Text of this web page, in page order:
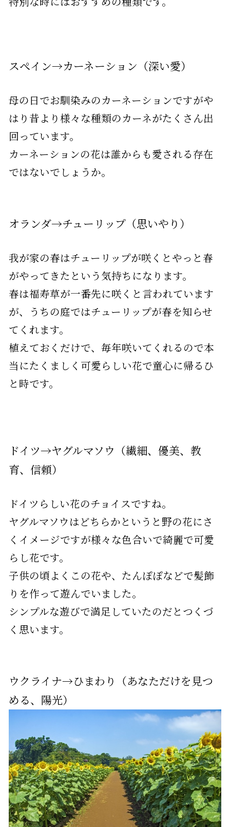
スぺイン→カーネーション（深い愛）
母の日でお馴染みのカーネーションですがや
はり昔より様々な種類のカーネがたくさん出
回っています。
カーネーションの花は誰からも愛される存在
ではないでしょうか。
オランダ→チューリップ（思いやり）
我が家の春はチューリップが咲くとやっと春
がやってきたという気持ちになります。
春は福寿草が一番先に咲くと言われています
が、うちの庭ではチューリップが春を知らせ
てくれます。
植えておくだけで、毎年咲いてくれるので本
当にたくましく可愛らしい花で童心に帰るひ
と時です。
ドイツ→ヤグルマソウ（繊細、優美、教
育、信頼）
ドイツらしい花のチョイスですね。
ヤグルマソウはどちらかというと野の花にさ
くイメージですが様々な色合いで綺麗で可愛
らし花です。
子供の頃よくこの花や、たんぽぽなどで髪飾
りを作って遊んでいました。
シンプルな遊びで満足していたのだとつくづ
く思います。
ウクライナ→ひまわり（あなただけを見つ
める、陽光）